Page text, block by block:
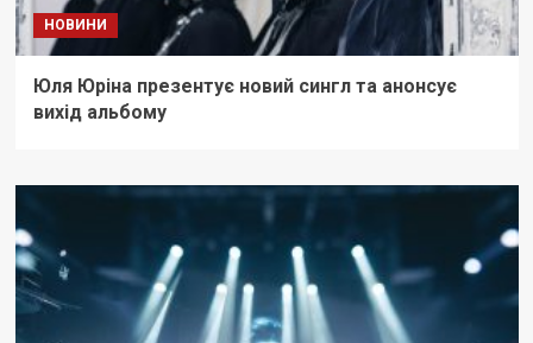
НОВИНИ
Юля Юріна презентує новий сингл та анонсує
вихід альбому